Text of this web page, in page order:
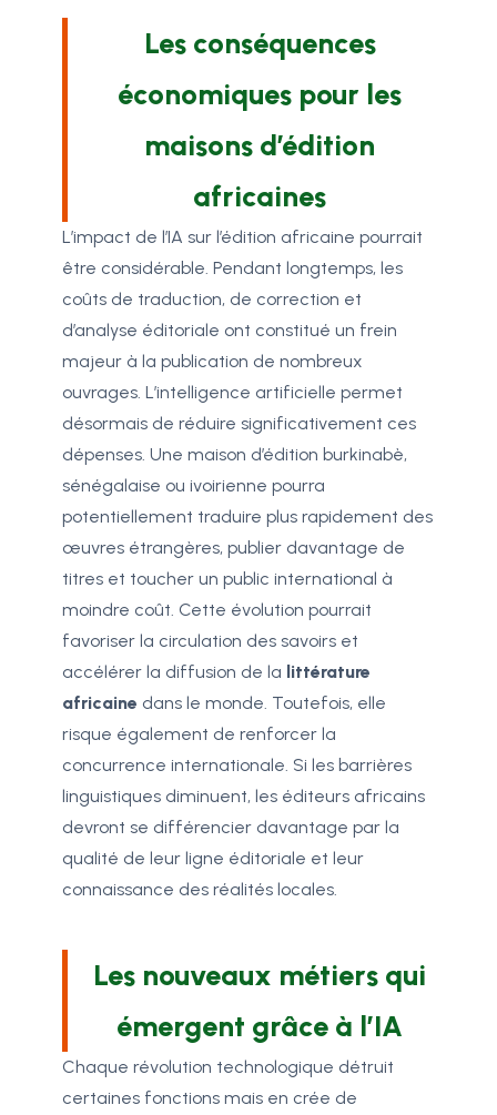
Les conséquences
économiques pour les
maisons d’édition
africaines
L’impact de l’IA sur l’édition africaine pourrait
être considérable. Pendant longtemps, les
coûts de traduction, de correction et
d’analyse éditoriale ont constitué un frein
majeur à la publication de nombreux
ouvrages. L’intelligence artificielle permet
désormais de réduire significativement ces
dépenses. Une maison d’édition burkinabè,
sénégalaise ou ivoirienne pourra
potentiellement traduire plus rapidement des
œuvres étrangères, publier davantage de
titres et toucher un public international à
moindre coût. Cette évolution pourrait
favoriser la circulation des savoirs et
accélérer la diffusion de la littérature
africaine dans le monde. Toutefois, elle
risque également de renforcer la
concurrence internationale. Si les barrières
linguistiques diminuent, les éditeurs africains
devront se différencier davantage par la
qualité de leur ligne éditoriale et leur
connaissance des réalités locales.
Les nouveaux métiers qui
émergent grâce à l’IA
Chaque révolution technologique détruit
certaines fonctions mais en crée de